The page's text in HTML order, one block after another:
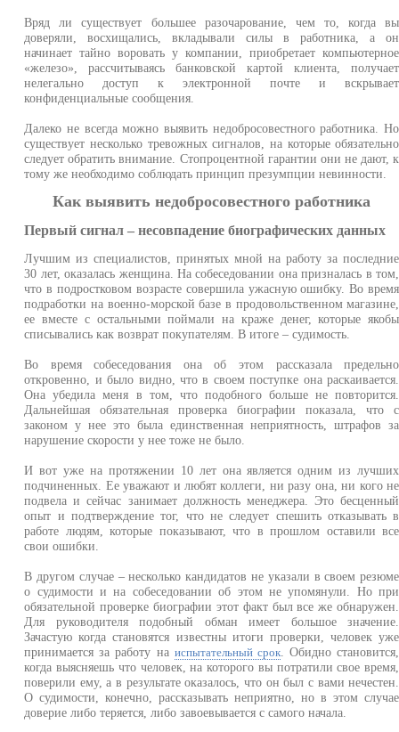
Вряд ли существует большее разочарование, чем то, когда вы
доверяли, восхищались, вкладывали силы в работника, а он
начинает тайно воровать у компании, приобретает компьютерное
«железо», рассчитываясь банковской картой клиента, получает
нелегально доступ к электронной почте и вскрывает
конфиденциальные сообщения.
Далеко не всегда можно выявить недобросовестного работника. Но
существует несколько тревожных сигналов, на которые обязательно
следует обратить внимание. Стопроцентной гарантии они не дают, к
тому же необходимо соблюдать принцип презумпции невинности.
Как выявить недобросовестного работника
Первый сигнал – несовпадение биографических данных
Лучшим из специалистов, принятых мной на работу за последние
30 лет, оказалась женщина. На собеседовании она призналась в том,
что в подростковом возрасте совершила ужасную ошибку. Во время
подработки на военно-морской базе в продовольственном магазине,
ее вместе с остальными поймали на краже денег, которые якобы
списывались как возврат покупателям. В итоге – судимость.
Во время собеседования она об этом рассказала предельно
откровенно, и было видно, что в своем поступке она раскаивается.
Она убедила меня в том, что подобного больше не повторится.
Дальнейшая обязательная проверка биографии показала, что с
законом у нее это была единственная неприятность, штрафов за
нарушение скорости у нее тоже не было.
И вот уже на протяжении 10 лет она является одним из лучших
подчиненных. Ее уважают и любят коллеги, ни разу она, ни кого не
подвела и сейчас занимает должность менеджера. Это бесценный
опыт и подтверждение тог, что не следует спешить отказывать в
работе людям, которые показывают, что в прошлом оставили все
свои ошибки.
В другом случае – несколько кандидатов не указали в своем резюме
о судимости и на собеседовании об этом не упомянули. Но при
обязательной проверке биографии этот факт был все же обнаружен.
Для руководителя подобный обман имеет большое значение.
Зачастую когда становятся известны итоги проверки, человек уже
принимается за работу на испытательный срок. Обидно становится,
когда выясняешь что человек, на которого вы потратили свое время,
поверили ему, а в результате оказалось, что он был с вами нечестен.
О судимости, конечно, рассказывать неприятно, но в этом случае
доверие либо теряется, либо завоевывается с самого начала.